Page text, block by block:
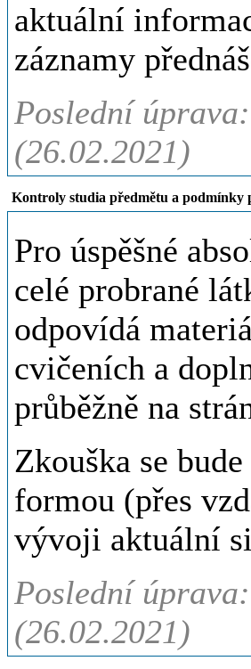
aktuální
záznamy
Poslední
(26.02.2021)
Kontroly studia předmětu a podmínky
Pro úspěšné
celé probrané
odpovídá
cvičeních a
průběžně na
Zkouška se
formou (přes
vývoji aktuální
Poslední
(26.02.2021)